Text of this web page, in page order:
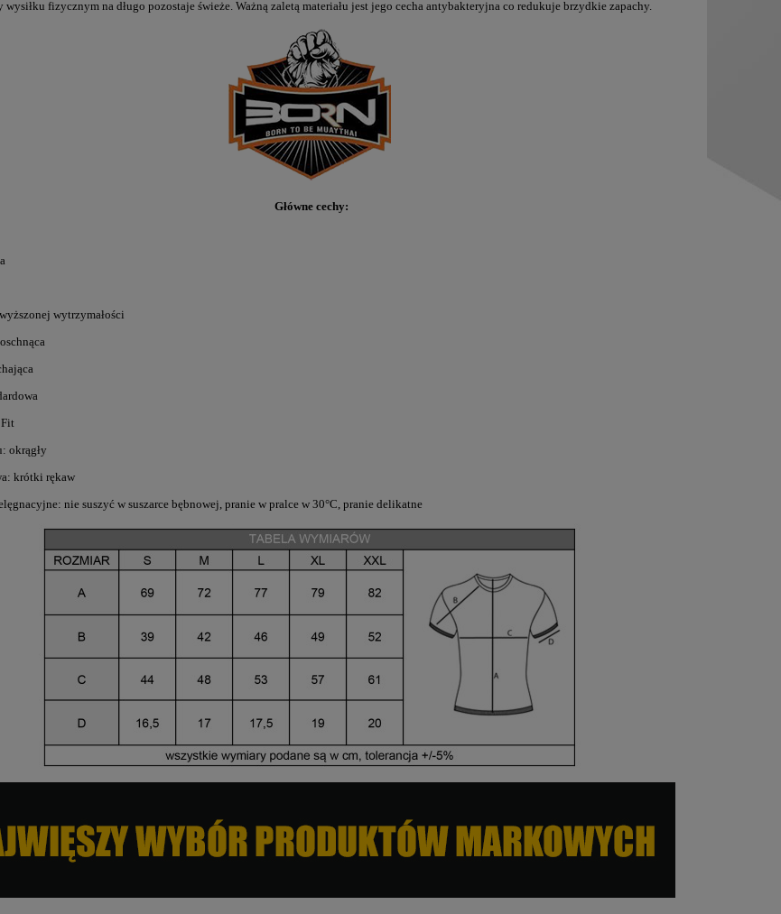
wysiłku fizycznym na długo pozostaje świeże. Ważną zaletą materiału jest jego cecha antybakteryjna co redukuje brzydkie zapachy.
Główne cechy:
wytrzymałości
Fit
okrągły
krótki rękaw
nie suszyć w suszarce bębnowej, pranie w pralce w 30°C, pranie delikatne